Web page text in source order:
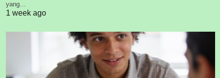
yang…
1 week ago